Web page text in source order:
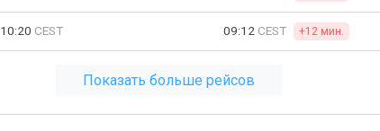
10:20 CEST 09:12 CEST +12 мин.
Показать больше рейсов